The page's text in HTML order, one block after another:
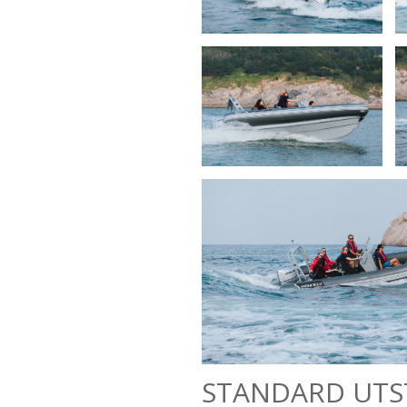
STANDARD